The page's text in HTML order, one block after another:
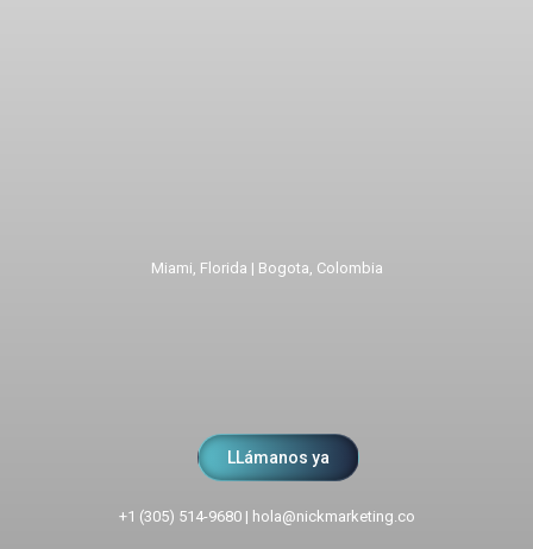
Miami, Florida | Bogota, Colombia
LLámanos ya
+1 (305) 514-9680| hola@nickmarketing.co